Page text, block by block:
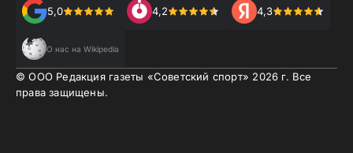
5,0 4,2 4,3
О нас на Wikipedia
© ООО Редакция газеты «Советский спорт» 2026 г. Все
права защищены.